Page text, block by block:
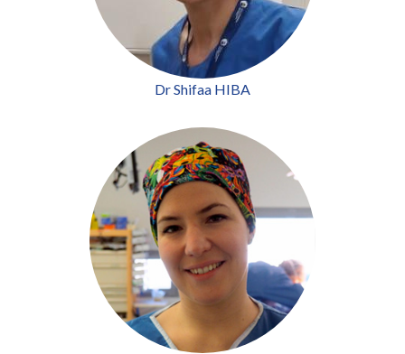
Dr Shifaa HIBA